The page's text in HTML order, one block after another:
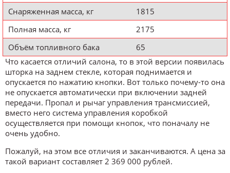
Снаряженная масса, кг
1815
Полная масса, кг
2175
Объём топливного бака
65
Что касается отличий салона, то в этой версии появилась
шторка на заднем стекле, которая поднимается и
опускается по нажатию кнопки. Вот только почему-то она
не опускается автоматически при включении задней
передачи. Пропал и рычаг управления трансмиссией,
вместо него система управления коробкой
осуществляется при помощи кнопок, что поначалу не
очень удобно.
Пожалуй, на этом все отличия и заканчиваются. А цена за
такой вариант составляет 2 369 000 рублей.